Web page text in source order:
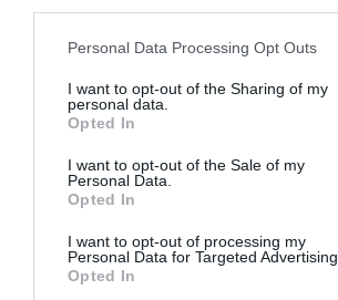
Personal Data Processing Opt Outs
I want to opt-out of the Sharing of my
personal data.
Opted In
I want to opt-out of the Sale of my
Personal Data.
Opted In
I want to opt-out of processing my
Personal Data for Targeted Advertising.
Opted In
Βρες το RUNNER!